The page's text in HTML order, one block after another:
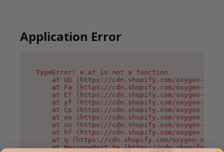
Application Error
TypeError: e.at is not a function
at QD (https://cdn.shopify.com/oxygen-v2/
at Fa (https://cdn.shopify.com/oxygen-v2/
at Ef (https://cdn.shopify.com/oxygen-v2/
at yf (https://cdn.shopify.com/oxygen-v2/
at Cp (https://cdn.shopify.com/oxygen-v2/
at oo (https://cdn.shopify.com/oxygen-v2/
at ou (https://cdn.shopify.com/oxygen-v2/
at hf (https://cdn.shopify.com/oxygen-v2/
at q (https://cdn.shopify.com/oxygen-v2/
at MessagePort.Se (https://